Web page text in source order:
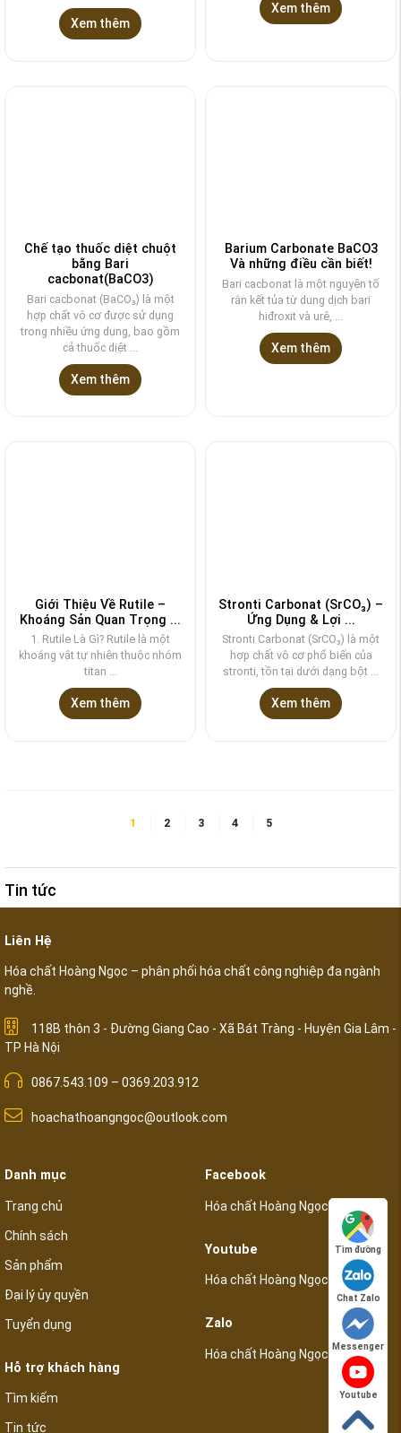
Xem thêm
Xem thêm
Chế tạo thuốc diệt chuột
bằng Bari
cacbonat(BaCO3)
Bari cacbonat (BaCO₃) là một
hợp chất vô cơ được sử dụng
trong nhiều ứng dụng, bao gồm
cả thuốc diệt ...
Xem thêm
Barium Carbonate BaCO3
Và những điều cần biết!
Bari cacbonat là một nguyên tố
rắn kết tủa từ dung dịch bari
hiđroxit và urê, ...
Xem thêm
Giới Thiệu Về Rutile –
Khoáng Sản Quan Trọng ...
1. Rutile Là Gì? Rutile là một
khoáng vật tự nhiên thuộc nhóm
titan ...
Xem thêm
Stronti Carbonat (SrCO₃) –
Ứng Dụng & Lợi ...
Stronti Carbonat (SrCO₃) là một
hợp chất vô cơ phổ biến của
stronti, tồn tại dưới dạng bột ...
Xem thêm
1 2 3 4 5
Tin tức
Liên Hệ
Hóa chất Hoàng Ngọc – phân phối hóa chất công nghiệp đa ngành
nghề.
118B thôn 3 - Đường Giang Cao - Xã Bát Tràng - Huyện Gia Lâm -
TP Hà Nội
0867.543.109 – 0369.203.912
hoachathoangngoc@outlook.com
Danh mục
Trang chủ
Chính sách
Sản phẩm
Đại lý ủy quyền
Tuyển dụng
Hỗ trợ khách hàng
Tìm kiếm
Tin tức
Facebook
Hóa chất Hoàng Ngọc
Youtube
Hóa chất Hoàng Ngọc
Zalo
Hóa chất Hoàng Ngọc
Tìm đường
Chat Zalo
Messenger
Youtube